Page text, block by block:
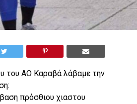
του ΑΟ Καραβά λάβαμε την
πρόσθιου χιαστου